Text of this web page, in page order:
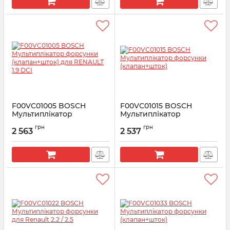
F00VC01005 BOSCH
Мультиплікатор
для RENAULT 1.9 DCI
Артикул: F00VC01005
2 563 грн
F00VC01015 BOSCH
Мультиплікатор
Артикул:
2 537 грн